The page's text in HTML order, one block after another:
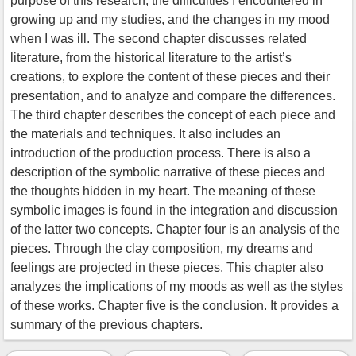
growing up and my studies, and the changes in my mood
when I was ill. The second chapter discusses related
literature, from the historical literature to the artist’s
creations, to explore the content of these pieces and their
presentation, and to analyze and compare the differences.
The third chapter describes the concept of each piece and
the materials and techniques. It also includes an
introduction of the production process. There is also a
description of the symbolic narrative of these pieces and
the thoughts hidden in my heart. The meaning of these
symbolic images is found in the integration and discussion
of the latter two concepts. Chapter four is an analysis of the
pieces. Through the clay composition, my dreams and
feelings are projected in these pieces. This chapter also
analyzes the implications of my moods as well as the styles
of these works. Chapter five is the conclusion. It provides a
summary of the previous chapters.